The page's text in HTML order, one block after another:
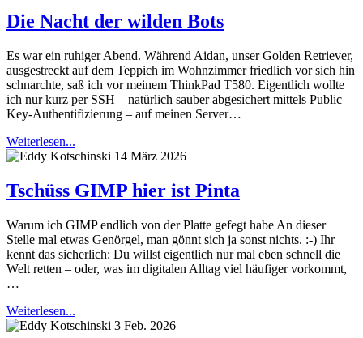
Die Nacht der wilden Bots
Es war ein ruhiger Abend. Während Aidan, unser Golden Retriever,
ausgestreckt auf dem Teppich im Wohnzimmer friedlich vor sich hin
schnarchte, saß ich vor meinem ThinkPad T580. Eigentlich wollte
ich nur kurz per SSH – natürlich sauber abgesichert mittels Public
Key-Authentifizierung – auf meinen Server…
Weiterlesen...
14 März 2026
Tschüss GIMP hier ist Pinta
Warum ich GIMP endlich von der Platte gefegt habe An dieser
Stelle mal etwas Genörgel, man gönnt sich ja sonst nichts. :-) Ihr
kennt das sicherlich: Du willst eigentlich nur mal eben schnell die
Welt retten – oder, was im digitalen Alltag viel häufiger vorkommt,
…
Weiterlesen...
3 Feb. 2026